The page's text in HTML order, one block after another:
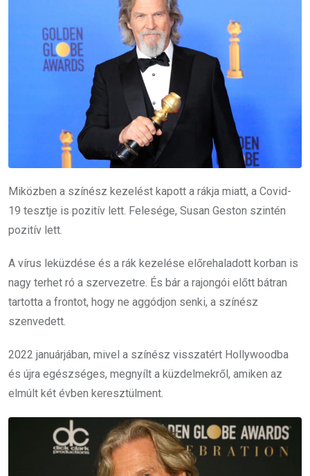
Miközben a színész kezelést kapott a rákja miatt, a Covid-
19 tesztje is pozitív lett. Felesége, Susan Geston szintén
pozitív lett.
A vírus leküzdése és a rák kezelése előrehaladott korban is
nagy terhet ró a szervezetre. És bár a rajongói előtt bátran
tartotta a frontot, hogy ne aggódjon senki, a színész
szenvedett.
2022 januárjában, mivel a színész visszatért Hollywoodba
és újra egészséges, megnyílt a küzdelmekről, amiken az
elmúlt két évben keresztülment.